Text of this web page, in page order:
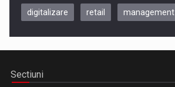
Be Inspired. Make it Happen!, CLUJ, 9
digitalizare retail management
Sectiuni